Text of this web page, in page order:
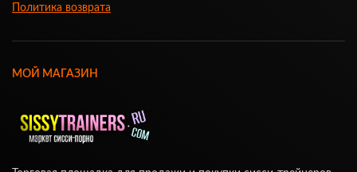
Политика возврата
МОЙ МАГАЗИН